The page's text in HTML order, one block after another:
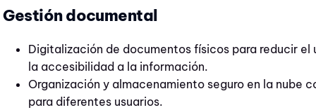
Gestión documental
Digitalización de documentos físicos para reducir el
la accesibilidad a la información.
Organización y almacenamiento seguro en la nube
para diferentes usuarios.